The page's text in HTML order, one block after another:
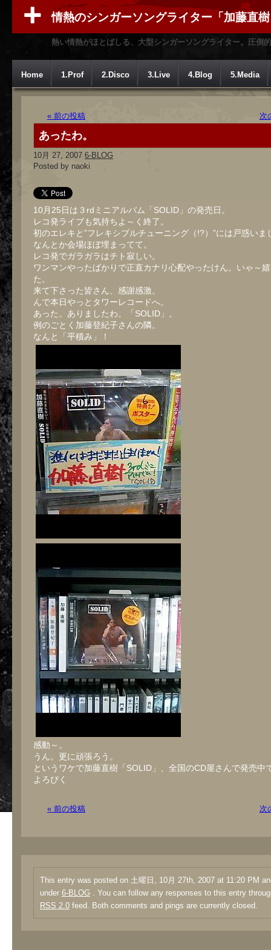
情熱のシンガーソングライター「加藤直
熱い情熱がほとばしる、大型シンガーソングライター。圧倒
Home 1.Prof 2.Disco 3.Live 4.Blog 5.Media
« 前の投稿 次
あったわ。
10月 27, 2007 6-BLOG
Posted by naoki
10月25日は３rdミニアルバム「SOLID」の発売日。
レコ発ライブも気持ちよ～く終了。
初のエレキと”フレキシブルチューニング（!?）”には戸惑い
なんとか会場ほぼ埋まってて。
レコ発でガラガラはチト寂しい。
ワンマンやったばかりで正直カナリ心配やったけん。いゃ～
た。
来て下さった皆さん、感謝感激。
んで本日やっとタワーレコードへ。
あった。ありましたわ。「SOLID」。
例のごとく加藤登紀子さんの隣。
なんと「平積み」！
感動～。
うん。更に頑張ろう。
というワケで加藤直樹「SOLID」、全国のCD屋さんで発売中
よろぴく
« 前の投稿 次
This entry was posted on 土曜日, 10月 27th, 2007 at 11:20 PM
under 6-BLOG . You can follow any responses to this entry
RSS 2.0 feed. Both comments and pings are currently closed.